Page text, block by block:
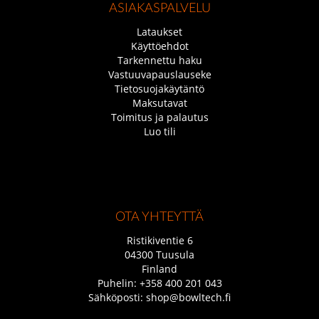
ASIAKASPALVELU
Lataukset
Käyttöehdot
Tarkennettu haku
Vastuuvapauslauseke
Tietosuojakäytäntö
Maksutavat
Toimitus ja palautus
Luo tili
OTA YHTEYTTÄ
Ristikiventie 6
04300 Tuusula
Finland
Puhelin: +358 400 201 043
Sähköposti: shop@bowltech.fi